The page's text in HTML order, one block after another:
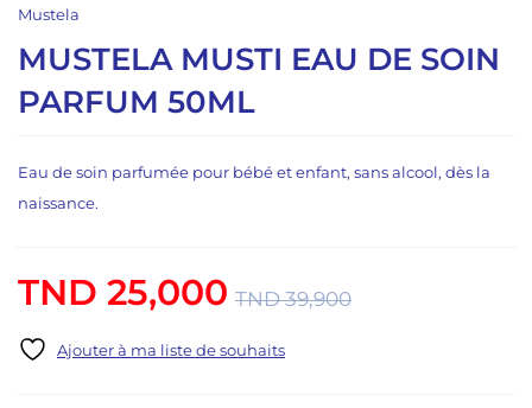
Mustela
MUSTELA MUSTI EAU DE SOIN
PARFUM 50ML
Eau de soin parfumée pour bébé et enfant, sans alcool, dès la
naissance.
TND39,900
TND 25,000